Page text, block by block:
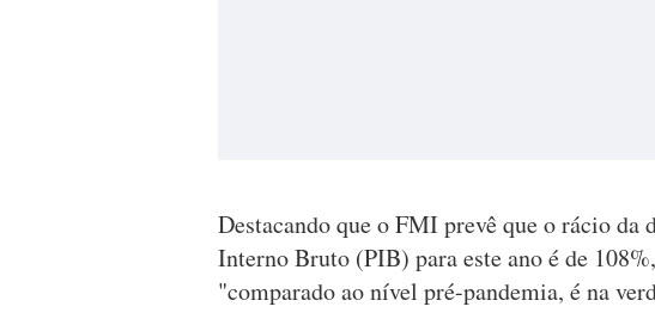
Destacando que o FMI prevê que o rácio
Interno Bruto (PIB) para este ano é de
"comparado ao nível pré-pandemia, é na